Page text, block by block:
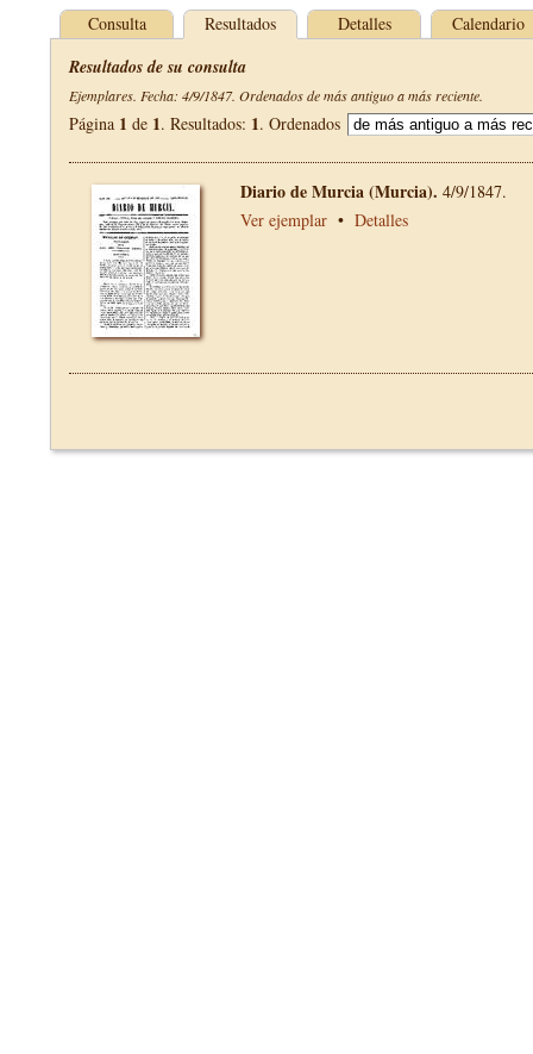
Consulta Resultados Detalles Calendario
Resultados de su consulta
Ejemplares. Fecha: 4/9/1847. Ordenados de más antiguo a más reciente.
Página 1 de 1. Resultados: 1. Ordenados
Diario de Murcia (Murcia). 4/9/1847.
Ver ejemplar • Detalles